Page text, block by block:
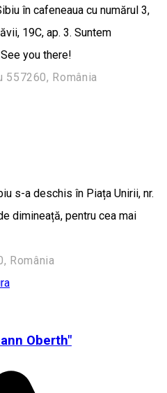
în cafeneaua cu numărul 3,
19C, ap. 3. Suntem
you there!
557260, România
s-a deschis în Piața Unirii, nr.
dimineață, pentru cea mai
România
Oberth"